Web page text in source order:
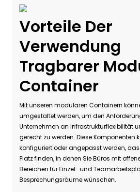
Vorteile Der
Verwendung
Tragbarer
Container
Mit unseren modularen Containern
umgestaltet werden, um den
Unternehmen an Infrastrukturflexibilität
gerecht zu werden. Diese Komponenten
konfiguriert oder angepasst werden,
Platz finden, in denen Sie Büros mit
Bereichen für Einzel- und
Besprechungsräume wünschen.